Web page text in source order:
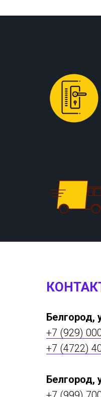
Белгород,
+7 (929)
+7 (4722)
Белгород,